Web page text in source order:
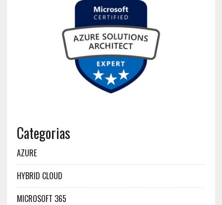
Categorias
AZURE
HYBRID CLOUD
MICROSOFT 365